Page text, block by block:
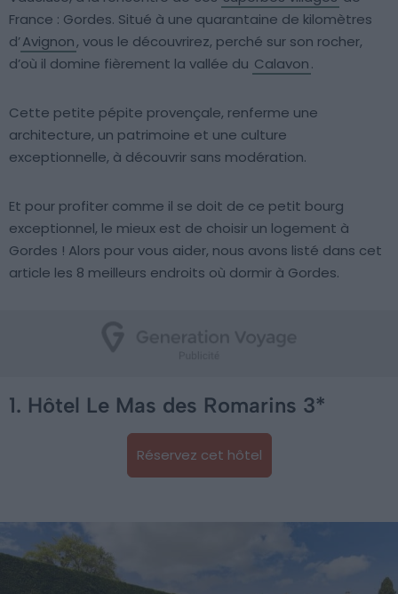
France : Gordes. Situé à une quarantaine de kilomètres
d’Avignon, vous le découvrirez, perché sur son rocher,
d’où il domine fièrement la vallée du Calavon.
Cette petite pépite provençale, renferme une
architecture, un patrimoine et une culture
exceptionnelle, à découvrir sans modération.
Et pour profiter comme il se doit de ce petit bourg
exceptionnel, le mieux est de choisir un logement à
Gordes ! Alors pour vous aider, nous avons listé dans cet
article les 8 meilleurs endroits où dormir à Gordes.
1. Hôtel Le Mas des Romarins 3*
Réservez cet hôtel